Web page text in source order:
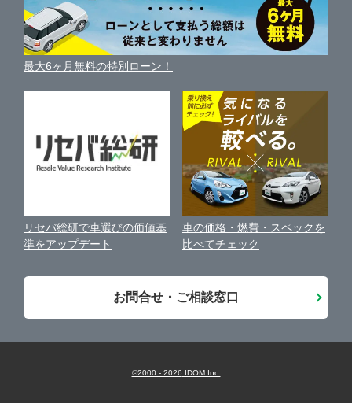
ガリバーの自動車ローン
車買い替えの基礎知識
近くのお店で車を探す
中古車買取相場（毎月更新）
車の個人売買ガイド
車種別クチコミ
車比較サイト
利用規約
保険代理店業務に関する基本方針
古物営業法に基づく表示
お客様の声
会社案内
最大6ヶ月無料の特別ローン！
リセバ総研で車選びの価値基
準をアップデート
車の価格・燃費・スペックを
比べてチェック
お問合せ・ご相談窓口
©2000 - 2026 IDOM Inc.